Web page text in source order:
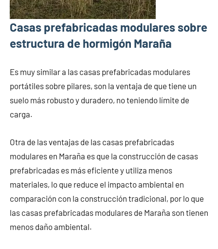
Casas prefabricadas modulares sobre
estructura de hormigón Maraña
Es muy similar a las casas prefabricadas modulares
portátiles sobre pilares, son la ventaja de que tiene un
suelo más robusto y duradero, no teniendo límite de
carga.
Otra de las ventajas de las casas prefabricadas
modulares en Maraña es que la construcción de casas
prefabricadas es más eficiente y utiliza menos
materiales, lo que reduce el impacto ambiental en
comparación con la construcción tradicional, por lo que
las casas prefabricadas modulares de Maraña son tienen
menos daño ambiental.